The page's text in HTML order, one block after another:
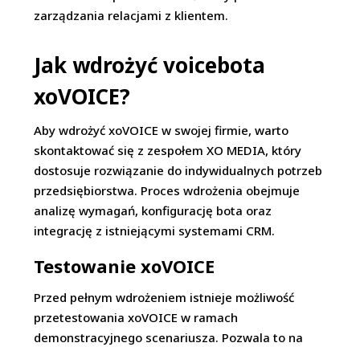
zarządzania relacjami z klientem.
Jak wdrożyć voicebota
xoVOICE?
Aby wdrożyć xoVOICE w swojej firmie, warto
skontaktować się z zespołem XO MEDIA, który
dostosuje rozwiązanie do indywidualnych potrzeb
przedsiębiorstwa. Proces wdrożenia obejmuje
analizę wymagań, konfigurację bota oraz
integrację z istniejącymi systemami CRM.
Testowanie xoVOICE
Przed pełnym wdrożeniem istnieje możliwość
przetestowania xoVOICE w ramach
demonstracyjnego scenariusza. Pozwala to na